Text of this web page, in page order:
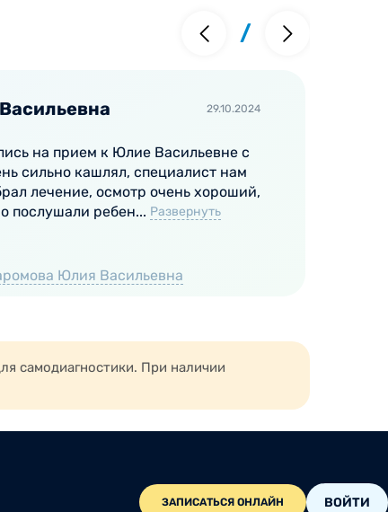
/
29.10.2024
на прием к Юлие Васильевне с
сильно кашлял, специалист нам
лечение, осмотр очень хороший,
послушали ребен... Развернуть
Юлия Васильевна
самодиагностики. При наличии
ЗАПИСАТЬСЯ ОНЛАЙН ВОЙТИ